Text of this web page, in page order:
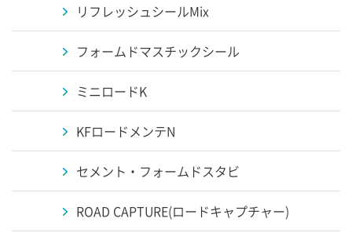
リフレッシュシールMix
フォームドマスチックシール
ミニロードK
KFロードメンテN
セメント・フォームドスタビ
ROAD CAPTURE(ロードキャプチャー)